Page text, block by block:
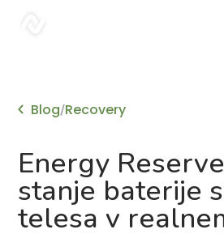
Blog/Recovery
Energy
stanje baterije
telesa v